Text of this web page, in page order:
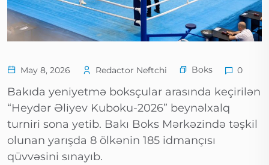
May 8, 2026 Redactor Neftchi Boks 0
Bakıda yeniyetmə boksçular arasında keçirilən
“Heydər Əliyev Kuboku-2026” beynəlxalq
turniri sona yetib. Bakı Boks Mərkəzində təşkil
olunan yarışda 8 ölkənin 185 idmançısı
qüvvəsini sınayıb.